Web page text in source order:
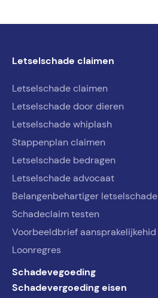
Letselschade claimen
Letselschade claimen
Letselschade door dieren
Letselschade whiplash
Stappenplan claimen
Letselschade bedragen
Letselschade advocaat
Belangenbehartiger letselschade
Schadeclaim testen
Voorbeeldbrief aansprakelijkehid
Loonregres
Schadevegoeding
Schadevergoeding eisen